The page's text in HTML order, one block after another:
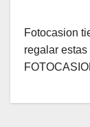
Fotocasion
regalar